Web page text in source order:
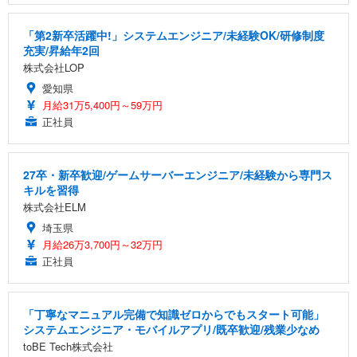
「第2新卒活躍中!」システムエンジニア/未経験OK/研修制度
充実/昇給年2回
株式会社LOP
愛知県
月給31万5,400円～59万円
正社員
27卒・新卒歓迎/ゲームサーバーエンジニア/未経験から専門ス
キルを習得
株式会社ELM
埼玉県
月給26万3,700円～32万円
正社員
「丁寧なマニュアル完備で知識ゼロからでもスタート可能」
システムエンジニア・モバイルアプリ/既卒歓迎/残業少なめ
toBE Tech株式会社